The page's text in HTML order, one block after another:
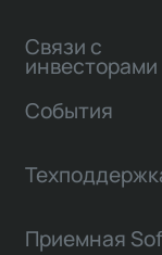
Связи с
инвесторами
События
Приемная